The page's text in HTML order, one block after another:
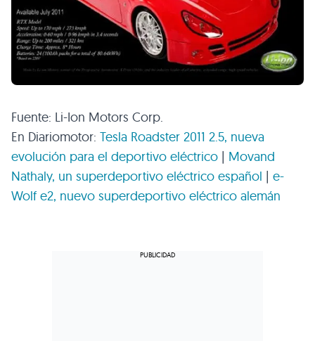
Fuente: Li-Ion Motors Corp.
En Diariomotor: Tesla Roadster 2011 2.5, nueva
evolución para el deportivo eléctrico | Movand
Nathaly, un superdeportivo eléctrico español | e-
Wolf e2, nuevo superdeportivo eléctrico alemán